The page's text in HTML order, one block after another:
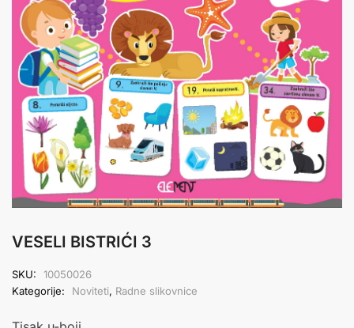
VESELI BISTRIĆI 3
SKU:
10050026
Kategorije:
Noviteti, Radne slikovnice